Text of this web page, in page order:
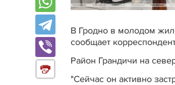
В Гродно в молодом
сообщает
Район Грандичи на
"Сейчас он активно